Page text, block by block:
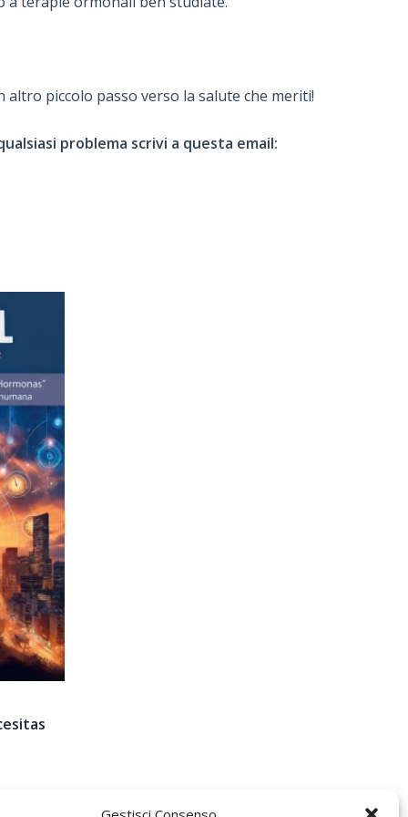
piccolo passo verso la salute che meriti!
problema scrivi a questa email: